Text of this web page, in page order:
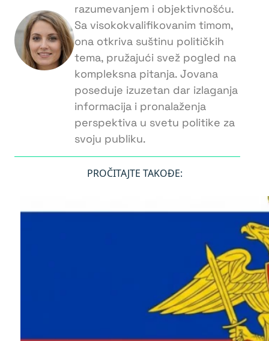
razumevanjem i objektivnošću.
Sa visokokvalifikovanim timom,
ona otkriva suštinu političkih
tema, pružajući svež pogled na
kompleksna pitanja. Jovana
poseduje izuzetan dar izlaganja
informacija i pronalaženja
perspektiva u svetu politike za
svoju publiku.
PROČITAJTE TAKOĐE: